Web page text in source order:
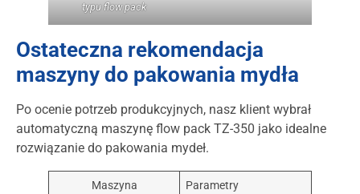
typu flow pack
Ostateczna rekomendacja
maszyny do pakowania mydła
Po ocenie potrzeb produkcyjnych, nasz klient wybrał
automatyczną maszynę flow pack TZ-350 jako idealne
rozwiązanie do pakowania mydeł.
Maszyna Parametry